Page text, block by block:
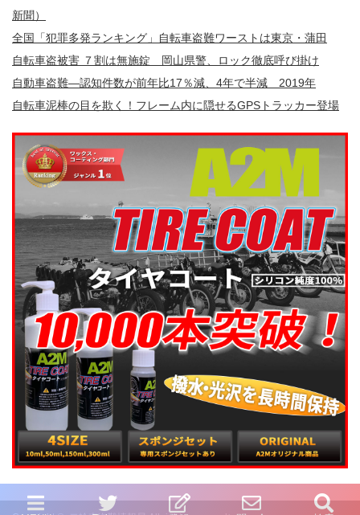
新聞）
全国「犯罪多発ランキング」自転車盗難ワーストは東京・蒲田
自転車盗被害 ７割は無施錠 岡山県警、ロック徹底呼び掛け
自動車盗難—認知件数が前年比17％減、4年で半減 2019年
自転車泥棒の目を欺く！フレーム内に隠せるGPSトラッカー登場